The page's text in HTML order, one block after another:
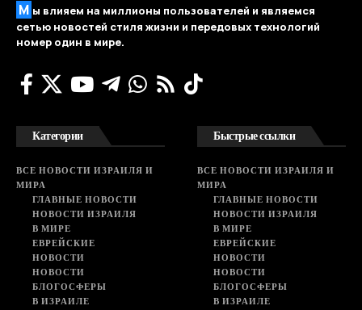
М ы влияем на миллионы пользователей и являемся
сетью новостей стиля жизни и передовых технологий
номер один в мире.
Категории
ВСЕ НОВОСТИ ИЗРАИЛЯ И
МИРА
ГЛАВНЫЕ НОВОСТИ
НОВОСТИ ИЗРАИЛЯ
В МИРЕ
ЕВРЕЙСКИЕ
НОВОСТИ
НОВОСТИ
БЛОГОСФЕРЫ
В ИЗРАИЛЕ
Быстрые ссылки
ВСЕ НОВОСТИ ИЗРАИЛЯ И
МИРА
ГЛАВНЫЕ НОВОСТИ
НОВОСТИ ИЗРАИЛЯ
В МИРЕ
ЕВРЕЙСКИЕ
НОВОСТИ
НОВОСТИ
БЛОГОСФЕРЫ
В ИЗРАИЛЕ